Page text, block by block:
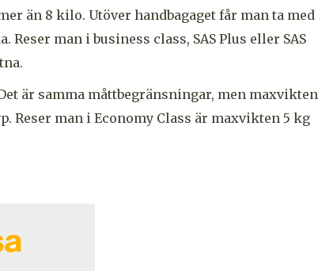
än 8 kilo. Utöver handbagaget får man ta med
man i business class, SAS Plus eller SAS
är samma måttbegränsningar, men maxvikten
Reser man i Economy Class är maxvikten 5 kg